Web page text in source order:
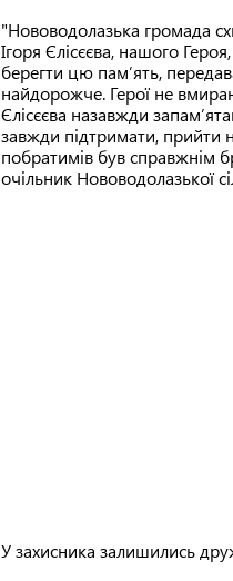
"Нововодолазька громада
Ігоря Єлісєєва, нашого
берегти цю пам’ять,
найдорожче. Герої не
Єлісєєва назавжди
завжди підтримати, прийти
побратимів був справжнім
очільник Нововодолазької
У захисника залишились